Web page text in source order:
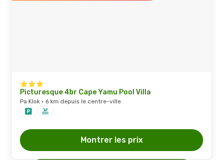
Picturesque 4br Cape Yamu Pool Villa
Pa Klok · 6 km depuis le centre-ville
Montrer les prix